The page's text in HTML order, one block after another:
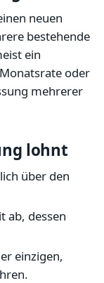
neuen
bestehende
ein
oder
mehrerer
lohnt
über den
ab, dessen
einzigen,